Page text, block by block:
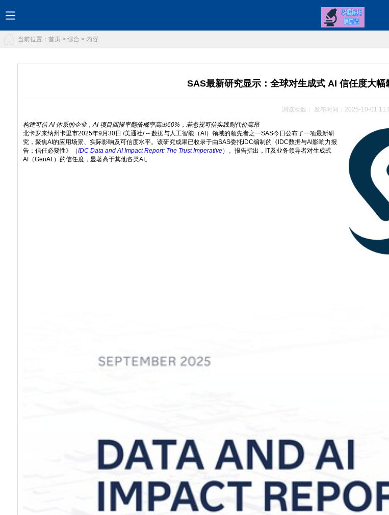
当前位置： 首页 > 综合 > 内容
SAS最新研究显示：全球对生成式 AI 信任度大
浏览次数： 发布时间：2025-10-01
构建可信 AI 体系的企业，AI 项目回报率翻倍概率高出60%，若忽视可信实践则代价高昂
北卡罗来纳州卡里市2025年9月30日 /美通社/ -- 数据与人工智能（AI）领域的领先者之一SAS今日公布了一项最新研
究，聚焦AI的应用场景、实际影响及可信度水平。该研究成果已收录于由SAS委托IDC编制的《IDC数据与AI影响力报
告：信任必要性》（IDC Data and AI Impact Report: The Trust Imperative）。报告指出，IT及业务领导者对生成式
AI（GenAI ）的信任度，显著高于其他各类AI。